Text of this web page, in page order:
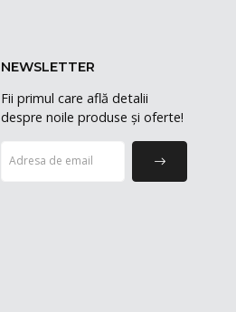
NEWSLETTER
Fii primul care află detalii
despre noile produse și oferte!